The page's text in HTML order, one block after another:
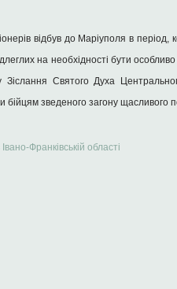
відбув до Маріуполя в
на необхідності бути
Святого Духа
бійцям зведеного загону щасливого
Франківській області